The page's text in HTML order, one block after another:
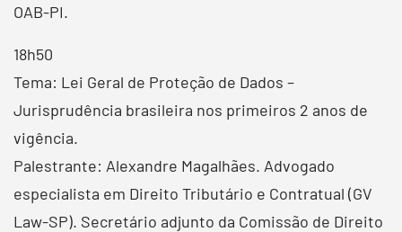
OAB-PI.
18h50
Tema: Lei Geral de Proteção de Dados –
Jurisprudência brasileira nos primeiros 2 anos de
vigência.
Palestrante: Alexandre Magalhães. Advogado
especialista em Direito Tributário e Contratual (GV
Law-SP). Secretário adjunto da Comissão de Direito